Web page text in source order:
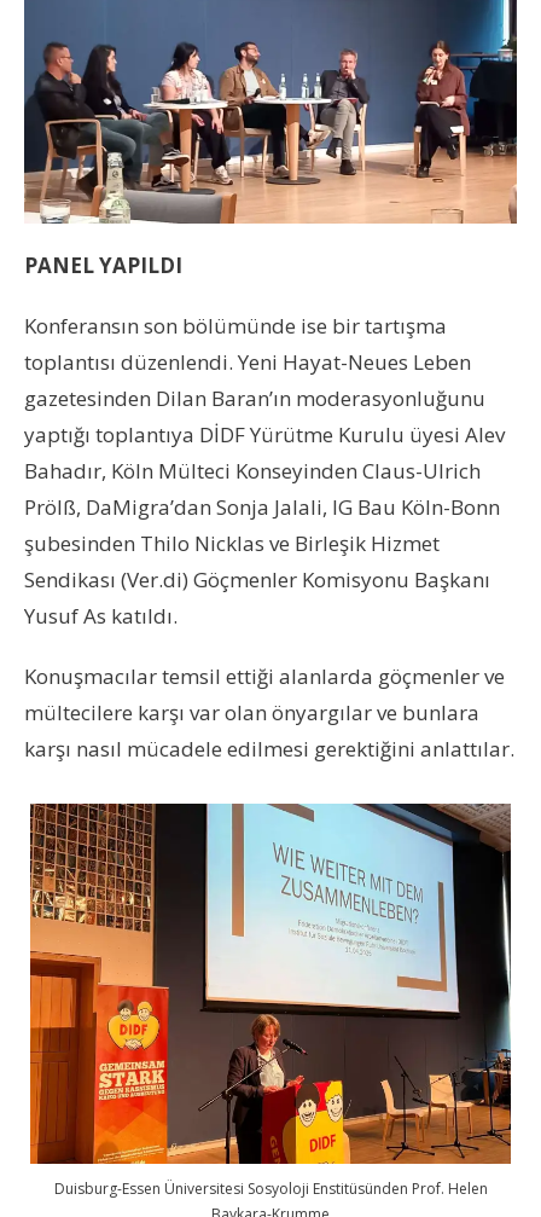
PANEL YAPILDI
Konferansın son bölümünde ise bir tartışma
toplantısı düzenlendi. Yeni Hayat-Neues Leben
gazetesinden Dilan Baran’ın moderasyonluğunu
yaptığı toplantıya DİDF Yürütme Kurulu üyesi Alev
Bahadır, Köln Mülteci Konseyinden Claus-Ulrich
Prölß, DaMigra’dan Sonja Jalali, IG Bau Köln-Bonn
şubesinden Thilo Nicklas ve Birleşik Hizmet
Sendikası (Ver.di) Göçmenler Komisyonu Başkanı
Yusuf As katıldı.
Konuşmacılar temsil ettiği alanlarda göçmenler ve
mültecilere karşı var olan önyargılar ve bunlara
karşı nasıl mücadele edilmesi gerektiğini anlattılar.
Duisburg-Essen Üniversitesi Sosyoloji Enstitüsünden Prof. Helen